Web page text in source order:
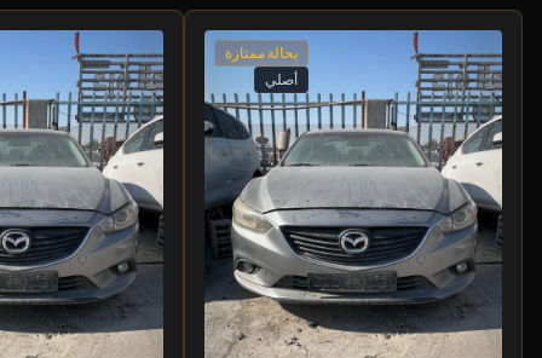
بحالة ممتازة
أصلي